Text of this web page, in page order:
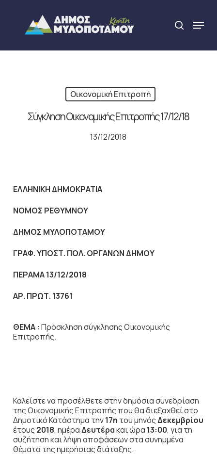
content
search
Menu
Οικονομική Επιτροπή
Σύγκληση Οικονομικής Επιτροπής 17/12/18
13/12/2018
ΕΛΛΗΝΙΚΗ ΔΗΜΟΚΡΑΤΙΑ
NOMOΣ ΡΕΘΥΜΝΟΥ
ΔΗΜΟΣ ΜΥΛΟΠΟΤΑΜΟΥ
ΓΡΑΦ. ΥΠΟΣΤ. ΠΟΛ. ΟΡΓΑΝΩΝ ΔΗΜΟΥ
ΠΕΡΑΜΑ 13/12/2018
ΑΡ. ΠΡΩΤ. 13761
ΘΕΜΑ : Πρόσκληση σύγκλησης Οικονομικής
Επιτροπής.
Καλείστε να προσέλθετε στην δημόσια συνεδρίαση
της Οικονομικής Επιτροπής που θα διεξαχθεί στο
Δημοτικό Κατάστημα την17η του μηνόςΔεκεμβρίου
έτους 2018, ημέραΔευτέρακαι ώρα 13:00, για τη
συζήτησηκαι λήψη αποφάσεων στα συνημμένα
θέματα της ημερήσιας διάταξης.
Close